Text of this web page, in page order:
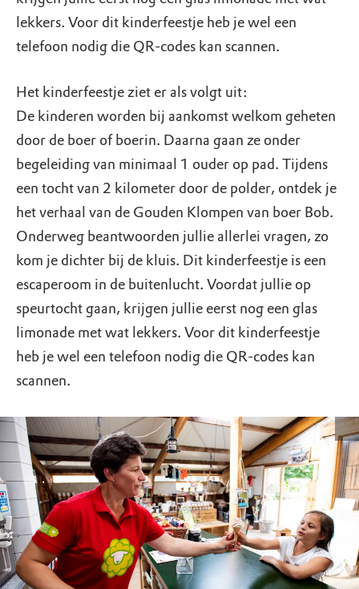
lekkers. Voor dit kinderfeestje heb je wel een
telefoon nodig die QR-codes kan scannen.
Het kinderfeestje ziet er als volgt uit:
De kinderen worden bij aankomst welkom geheten
door de boer of boerin. Daarna gaan ze onder
begeleiding van minimaal 1 ouder op pad. Tijdens
een tocht van 2 kilometer door de polder, ontdek je
het verhaal van de Gouden Klompen van boer Bob.
Onderweg beantwoorden jullie allerlei vragen, zo
kom je dichter bij de kluis. Dit kinderfeestje is een
escaperoom in de buitenlucht. Voordat jullie op
speurtocht gaan, krijgen jullie eerst nog een glas
limonade met wat lekkers. Voor dit kinderfeestje
heb je wel een telefoon nodig die QR-codes kan
scannen.